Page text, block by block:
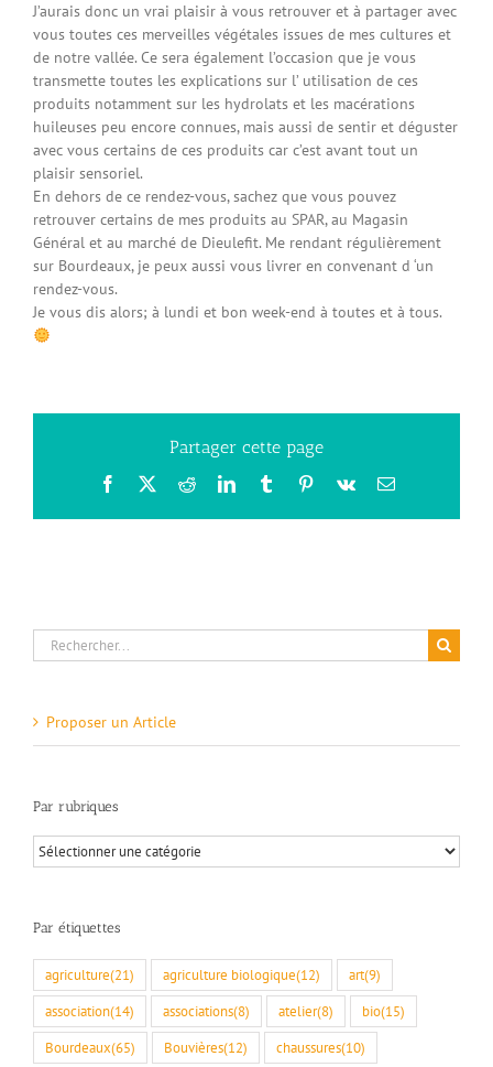
J’aurais donc un vrai plaisir à vous retrouver et à partager avec
vous toutes ces merveilles végétales issues de mes cultures et
de notre vallée. Ce sera également l’occasion que je vous
transmette toutes les explications sur l’ utilisation de ces
produits notamment sur les hydrolats et les macérations
huileuses peu encore connues, mais aussi de sentir et déguster
avec vous certains de ces produits car c’est avant tout un
plaisir sensoriel.
En dehors de ce rendez-vous, sachez que vous pouvez
retrouver certains de mes produits au SPAR, au Magasin
Général et au marché de Dieulefit. Me rendant régulièrement
sur Bourdeaux, je peux aussi vous livrer en convenant d ‘un
rendez-vous.
Je vous dis alors; à lundi et bon week-end à toutes et à tous.
Partager cette page
Facebook
X RedditLinkedInTumblrPinterest
Vk Email
Rechercher:
Proposer un Article
Par rubriques
Par
rubriques
Par étiquettes
agriculture(21) agriculture biologique(12) art(9)
association(14) associations(8) atelier(8) bio(15)
Bourdeaux(65) Bouvières(12) chaussures(10)